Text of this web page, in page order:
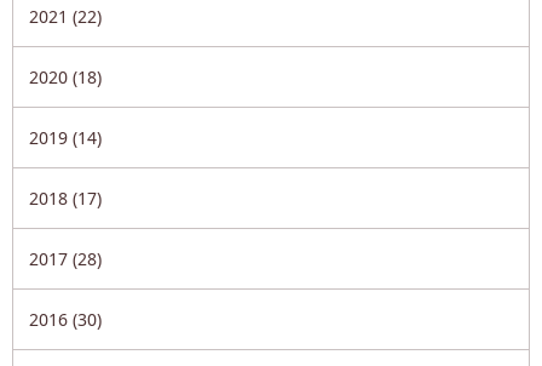
2021 (22)
2020 (18)
2019 (14)
2018 (17)
2017 (28)
2016 (30)